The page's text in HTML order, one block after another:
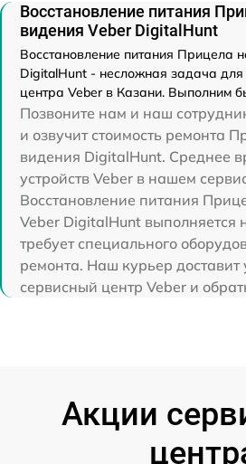
Восстановление питания
видения Veber DigitalHunt
Восстановление питания Прицела
DigitalHunt - несложная задача для
центра Veber в Казани. Выполним
Позвоните нам и наш
и озвучит стоимость ремонта
видения DigitalHunt. Среднее
устройств Veber в нашем
Восстановление питания
Veber DigitalHunt выполняется
требует специального
ремонта. Наш курьер доставит
сервисный центр Veber и
Акции